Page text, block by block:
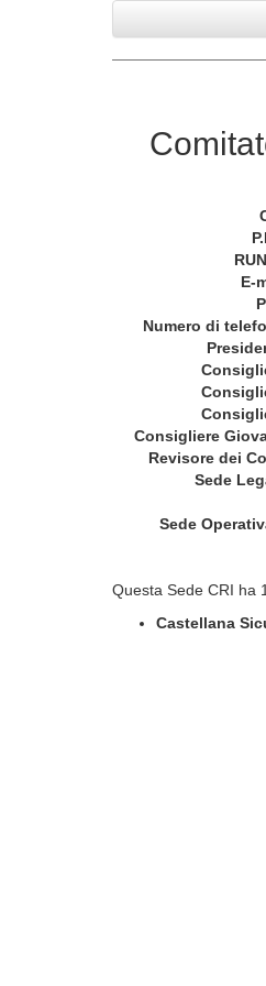
E-
Numero di
Consigliere
Revisore dei
Sede
Sede
Questa Sede CRI ha
Castellana